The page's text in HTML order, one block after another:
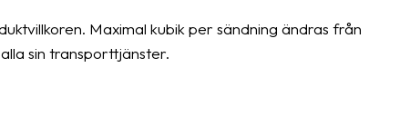
Maximal kubik per sändning ändras från
sin transporttjänster.